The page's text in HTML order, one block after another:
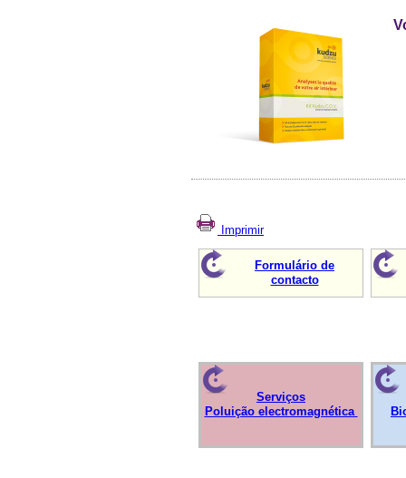
Imprimir
Formulário de
contacto
Serviços
Poluição electromagnética